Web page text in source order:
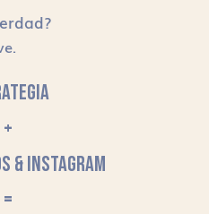
+
& INSTAGRAM
=